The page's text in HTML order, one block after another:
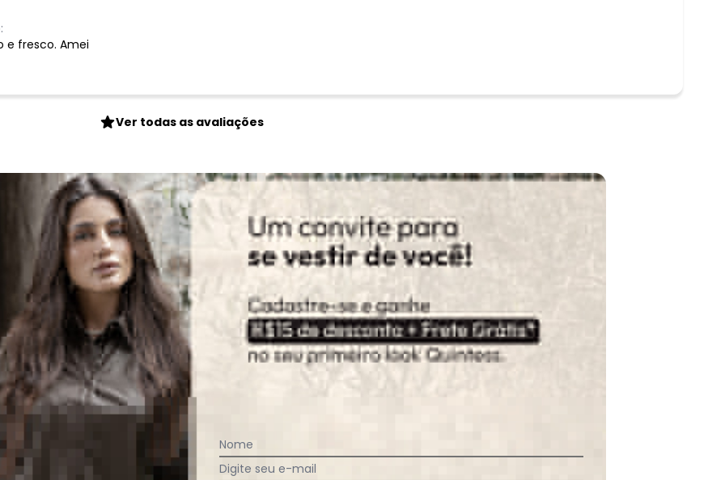
e fresco. Amei
Ver todas as avaliações
em Jeans
Quintess - Vestido Jeans Médio em Jeans
Nome
Digite seu e-mail